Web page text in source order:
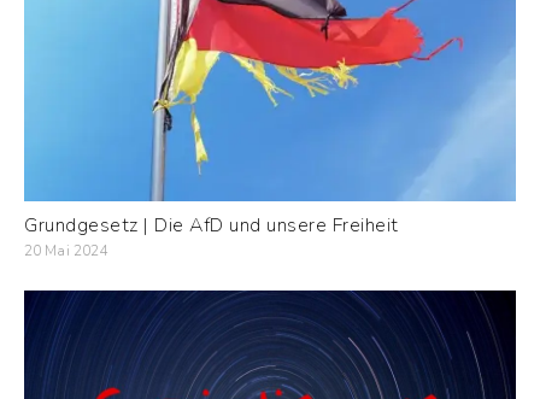
Grundgesetz | Die AfD und unsere Freiheit
20 Mai 2024